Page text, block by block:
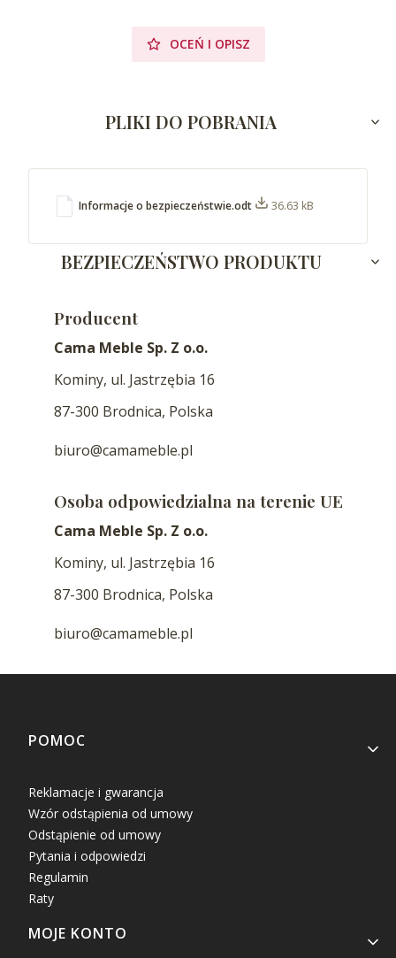
OCEŃ I OPISZ
PLIKI DO POBRANIA
Informacje o bezpieczeństwie.odt 36.63 kB
BEZPIECZEŃSTWO PRODUKTU
Producent
Cama Meble Sp. Z o.o.
Kominy, ul. Jastrzębia 16
87-300 Brodnica, Polska
biuro@camameble.pl
Osoba odpowiedzialna na terenie UE
Cama Meble Sp. Z o.o.
Kominy, ul. Jastrzębia 16
87-300 Brodnica, Polska
biuro@camameble.pl
Linki w stopce
POMOC
Reklamacje i gwarancja
Wzór odstąpienia od umowy
Odstąpienie od umowy
Pytania i odpowiedzi
Regulamin
Raty
MOJE KONTO